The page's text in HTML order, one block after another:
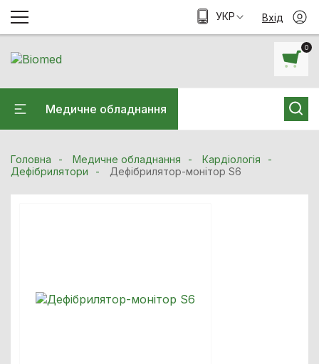
0
Медичне обладнання
УКР Вхід
Головна Медичне обладнання
Кардiологiя
Дефібрилятори
Дефібрилятор-монітор S6